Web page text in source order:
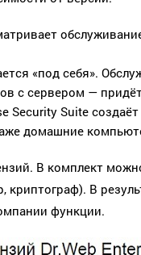
«под себя».
с сервером —
Security Suite
домашние
В комплект
В
функции.